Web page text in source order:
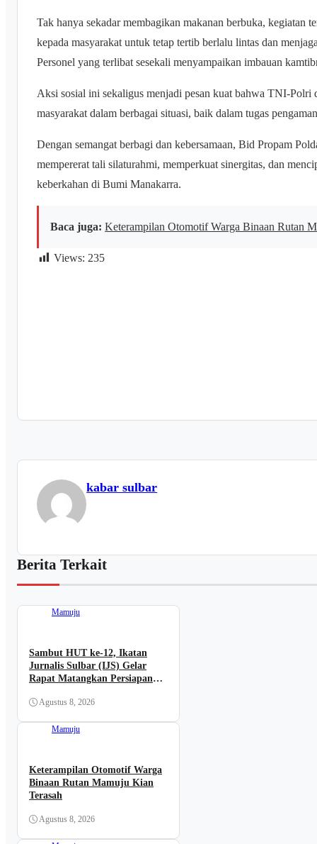
Tak hanya sekadar membagikan makanan berbuka, kegiatan
kepada masyarakat untuk tetap tertib berlalu lintas dan
Personel yang terlibat sesekali menyampaikan imbauan
Aksi sosial ini sekaligus menjadi pesan kuat bahwa TNI-Polri
masyarakat dalam berbagai situasi, baik dalam tugas
Dengan semangat berbagi dan kebersamaan, Bid Propam
mempererat tali silaturahmi, memperkuat sinergitas, dan
keberkahan di Bumi Manakarra.
Baca juga: Keterampilan Otomotif Warga Binaan Rutan
Views: 235
kabar sulbar
Berita Terkait
Mamuju
Sambut HUT ke-12, Ikatan
Jurnalis Sulbar (IJS) Gelar
Rapat Matangkan Persiapan
Agustus 8, 2026
Mamuju
Keterampilan Otomotif Warga
Binaan Rutan Mamuju Kian
Terasah
Agustus 8, 2026